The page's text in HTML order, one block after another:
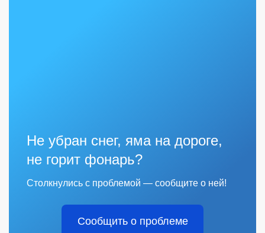
Не убран снег, яма на дороге,
не горит фонарь?
Столкнулись с проблемой — сообщите о ней!
Сообщить о проблеме